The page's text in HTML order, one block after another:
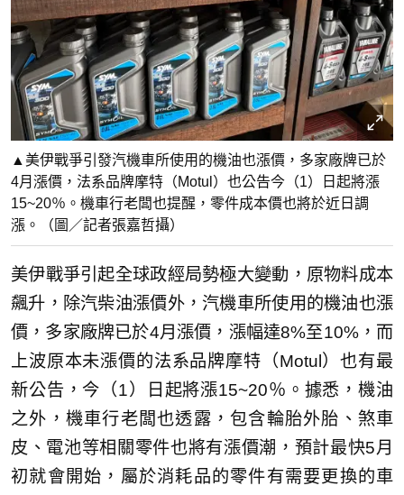
▲美伊戰爭引發汽機車所使用的機油也漲價，多家廠牌已於
4月漲價，法系品牌摩特（Motul）也公告今（1）日起將漲
15~20％。機車行老闆也提醒，零件成本價也將於近日調
漲。（圖／記者張嘉哲攝）
美伊戰爭引起全球政經局勢極大變動，原物料成本
飆升，除汽柴油漲價外，汽機車所使用的機油也漲
價，多家廠牌已於4月漲價，漲幅達8%至10%，而
上波原本未漲價的法系品牌摩特（Motul）也有最
新公告，今（1）日起將漲15~20％。據悉，機油
之外，機車行老闆也透露，包含輪胎外胎、煞車
皮、電池等相關零件也將有漲價潮，預計最快5月
初就會開始，屬於消耗品的零件有需要更換的車